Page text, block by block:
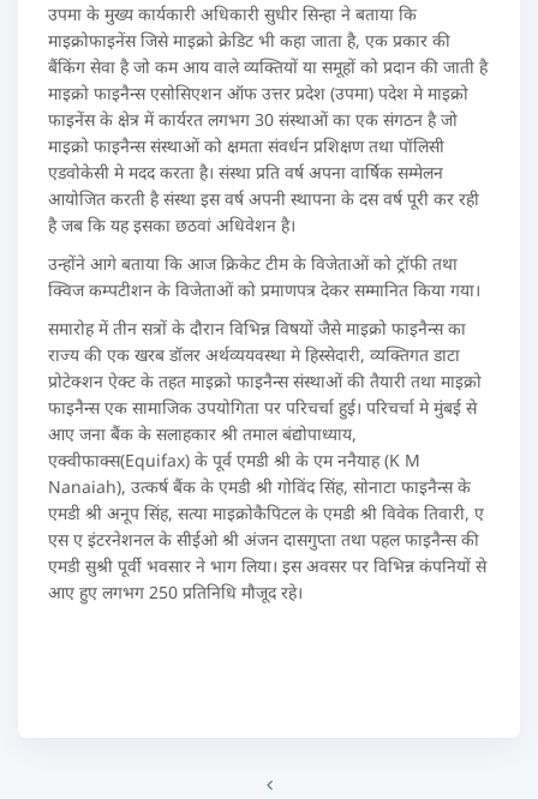
उपमा के मुख्य कार्यकारी अधिकारी सुधीर सिन्हा ने बताया कि
माइक्रोफाइनेंस जिसे माइक्रो क्रेडिट भी कहा जाता है, एक प्रकार की
बैंकिंग सेवा है जो कम आय वाले व्यक्तियों या समूहों को प्रदान की जाती है
माइक्रो फाइनैन्स एसोसिएशन ऑफ उत्तर प्रदेश (उपमा) पदेश मे माइक्रो
फाइनेंस के क्षेत्र में कार्यरत लगभग 30 संस्थाओं का एक संगठन है जो
माइक्रो फाइनैन्स संस्थाओं को क्षमता संवर्धन प्रशिक्षण तथा पॉलिसी
एडवोकेसी मे मदद करता है। संस्था प्रति वर्ष अपना वार्षिक सम्मेलन
आयोजित करती है संस्था इस वर्ष अपनी स्थापना के दस वर्ष पूरी कर रही
है जब कि यह इसका छठवां अधिवेशन है।
उन्होंने आगे बताया कि आज क्रिकेट टीम के विजेताओं को ट्रॉफी तथा
क्विज कम्पटीशन के विजेताओं को प्रमाणपत्र देकर सम्मानित किया गया।
समारोह में तीन सत्रों के दौरान विभिन्न विषयों जैसे माइक्रो फाइनैन्स का
राज्य की एक खरब डॉलर अर्थव्ययवस्था मे हिस्सेदारी, व्यक्तिगत डाटा
प्रोटेक्शन ऐक्ट के तहत माइक्रो फाइनैन्स संस्थाओं की तैयारी तथा माइक्रो
फाइनैन्स एक सामाजिक उपयोगिता पर परिचर्चा हुई। परिचर्चा मे मुंबई से
आए जना बैंक के सलाहकार श्री तमाल बंद्योपाध्याय,
एक्वीफाक्स(Equifax) के पूर्व एमडी श्री के एम ननैयाह (K M
Nanaiah), उत्कर्ष बैंक के एमडी श्री गोविंद सिंह, सोनाटा फाइनैन्स के
एमडी श्री अनूप सिंह, सत्या माइक्रोकैपिटल के एमडी श्री विवेक तिवारी, ए
एस ए इंटरनेशनल के सीईओ श्री अंजन दासगुप्ता तथा पहल फाइनैन्स की
एमडी सुश्री पूर्वी भवसार ने भाग लिया। इस अवसर पर विभिन्न कंपनियों से
आए हुए लगभग 250 प्रतिनिधि मौजूद रहे।